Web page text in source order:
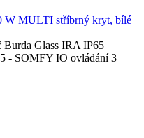
W MULTI stříbrný kryt, bílé
Glass IRA IP65
- SOMFY IO ovládání 3